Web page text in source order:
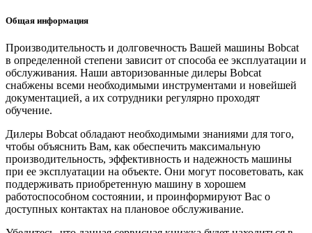
Общая информация
Производительность и долговечность Вашей машины Bobcat
в определенной степени зависит от способа ее эксплуатации и
обслуживания. Наши авторизованные дилеры Bobcat
снабжены всеми необходимыми инструментами и новейшей
документацией, а их сотрудники регулярно проходят
обучение.
Дилеры Bobcat обладают необходимыми знаниями для того,
чтобы объяснить Вам, как обеспечить максимальную
производительность, эффективность и надежность машины
при ее эксплуатации на объекте. Они могут посоветовать, как
поддерживать приобретенную машину в хорошем
работоспособном состоянии, и проинформируют Вас о
доступных контактах на плановое обслуживание.